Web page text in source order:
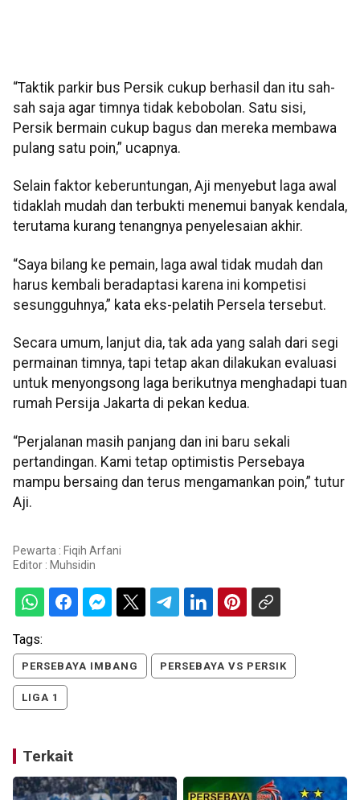
“Taktik parkir bus Persik cukup berhasil dan itu sah-
sah saja agar timnya tidak kebobolan. Satu sisi,
Persik bermain cukup bagus dan mereka membawa
pulang satu poin,” ucapnya.
Selain faktor keberuntungan, Aji menyebut laga awal
tidaklah mudah dan terbukti menemui banyak kendala,
terutama kurang tenangnya penyelesaian akhir.
“Saya bilang ke pemain, laga awal tidak mudah dan
harus kembali beradaptasi karena ini kompetisi
sesungguhnya,” kata eks-pelatih Persela tersebut.
Secara umum, lanjut dia, tak ada yang salah dari segi
permainan timnya, tapi tetap akan dilakukan evaluasi
untuk menyongsong laga berikutnya menghadapi tuan
rumah Persija Jakarta di pekan kedua.
“Perjalanan masih panjang dan ini baru sekali
pertandingan. Kami tetap optimistis Persebaya
mampu bersaing dan terus mengamankan poin,” tutur
Aji.
Pewarta : Fiqih Arfani
Editor : Muhsidin
Tags:
PERSEBAYA IMBANG PERSEBAYA VS PERSIK
LIGA 1
Terkait